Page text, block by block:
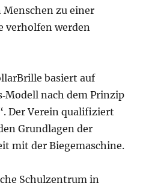
zu einer
verholfen werden
basiert auf
nach dem Prinzip
Der Verein qualifiziert
Grundlagen der
mit der Biegemaschine.
Schulzentrum in